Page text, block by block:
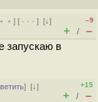
] [ · · ·][↓]
–9
+ / –
запускаю в
][↓]
+15
+ / –